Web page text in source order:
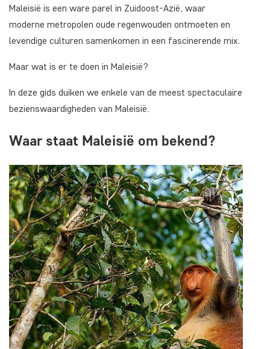
Maleisië is een ware parel in Zuidoost-Azië, waar
moderne metropolen oude regenwouden ontmoeten en
levendige culturen samenkomen in een fascinerende mix.
Maar wat is er te doen in Maleisië?
In deze gids duiken we enkele van de meest spectaculaire
bezienswaardigheden van Maleisië.
Waar staat Maleisië om bekend?